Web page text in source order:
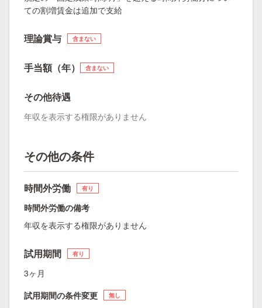
ての割増賃金は追加で支給
理論賞与 含まない
手当額（年） 含まない
その他待遇
年収を表示する権限がありません
その他の条件
時間外労働 有り
時間外労働の備考
年収を表示する権限がありません
試用期間 有り
3ヶ月
試用期間の条件変更
無し